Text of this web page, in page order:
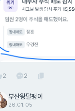
2 2 content_copy
부산왕달팽이
26.01.05